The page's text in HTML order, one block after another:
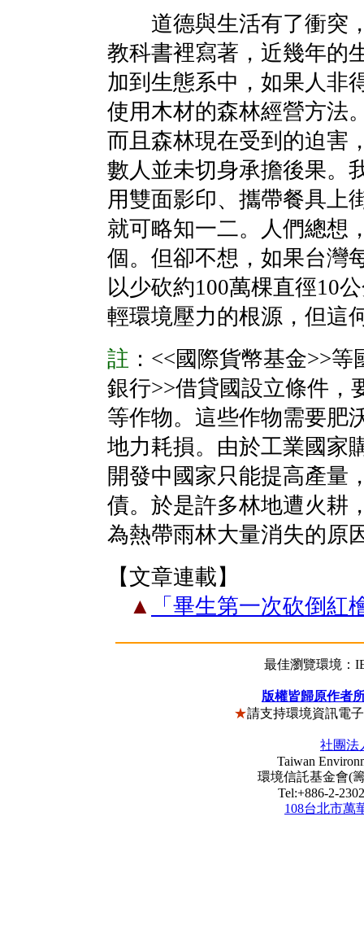
道德與生活有了衝突，
教科書裡寫著，近幾年的
加到生態系中，如果人非
使用木材的森林經營方法
而且森林現在受到的迫害
數人並未切身承擔後果。
用雙面影印、攜帶餐具上
就可略知一二。人們總想
個。但卻不想，如果台灣
以少砍約100萬棵直徑10
輕環境壓力的根源，但這
註 ：<<國際貨幣基金>>
銀行>>借貸國設立條件，
等作物。這些作物需要肥
地力耗損。由於工業國家
開發中國家只能提高產量
債。於是許多林地遭火耕
為熱帶雨林大量消失的原
【文章連載】
▲
「畢生第一次砍倒紅
最佳瀏覽環境：
版權皆歸原作者
★請支持環境資訊電
社團法
Taiwan
環境信託基金會(籌
Tel:+886-2-
108台北市萬